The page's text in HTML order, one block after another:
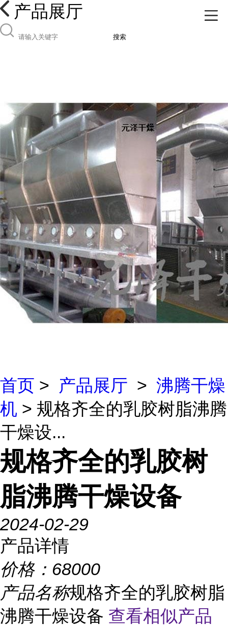
产品展厅
搜索
首页 > 产品展厅 > 沸腾干燥
机 > 规格齐全的乳胶树脂沸腾
干燥设...
规格齐全的乳胶树
脂沸腾干燥设备
2024-02-29
产品详情
价格： 68000
产品名称规格齐全的乳胶树脂
沸腾干燥设备 查看相似产品